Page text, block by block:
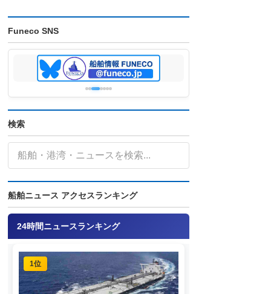
Funeco SNS
検索
船舶ニュース アクセスランキング
24時間ニュースランキング
1位